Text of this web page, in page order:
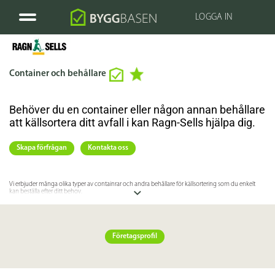
LOGGA IN
Container och behållare
Behöver du en container eller någon annan behållare
att källsortera ditt avfall i kan Ragn-Sells hjälpa dig.
Skapa förfrågan Kontakta oss
Vi erbjuder många olika typer av containrar och andra behållare för källsortering som du enkelt
kan beställa efter ditt behov.
Företagsprofil